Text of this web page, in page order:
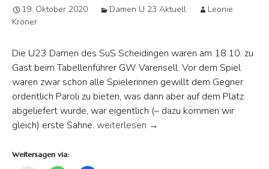
19. Oktober 2020 Damen U 23 Aktuell
Leonie
Kröner
Die U23 Damen des SuS Scheidingen waren am 18.10. zu
Gast beim Tabellenführer GW Varensell. Vor dem Spiel
waren zwar schon alle Spielerinnen gewillt dem Gegner
ordentlich Paroli zu bieten, was dann aber auf dem Platz
abgeliefert wurde, war eigentlich (– dazu kommen wir
gleich) erste Sahne. Starke Leistung der U23 wurde nicht
weiterlesen →
Weitersagen via: